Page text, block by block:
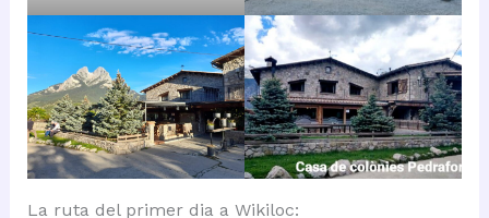
La ruta del primer dia a Wikiloc: